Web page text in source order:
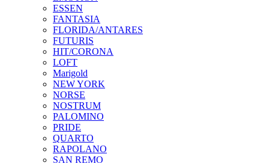
ESSEN
FANTASIA
FLORIDA/ANTARES
FUTURIS
HIT/CORONA
LOFT
Marigold
NEW YORK
NORSE
NOSTRUM
PALOMINO
PRIDE
QUARTO
RAPOLANO
SAN REMO